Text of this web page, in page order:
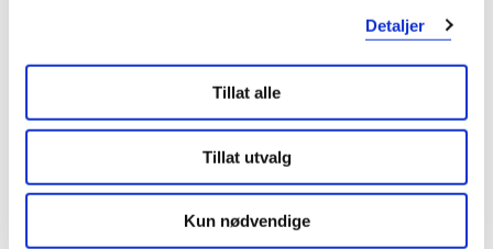
Detaljer
Tillat alle
Tillat utvalg
Kun nødvendige
Lett å ta.
Var denne anmeldelsen nyttig?